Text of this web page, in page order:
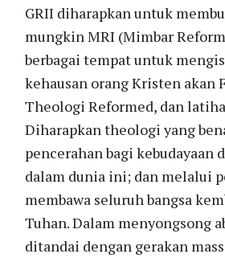
GRII diharapkan untuk
mungkin MRI (Mimbar
berbagai tempat untuk
kehausan orang Kristen akan
Theologi Reformed, dan
Diharapkan theologi yang
pencerahan bagi kebudayaan
dalam dunia ini; dan melalui
membawa seluruh bangsa
Tuhan. Dalam menyongsong
ditandai dengan gerakan